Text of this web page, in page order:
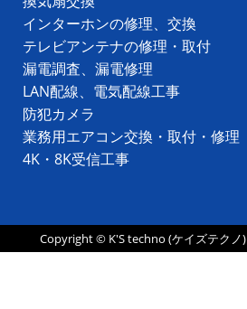
インターホンの修理、交換
テレビアンテナの修理・取付
漏電調査、漏電修理
LAN配線、電気配線工事
防犯カメラ
業務用エアコン交換・取付・修理
4K・8K受信工事
Copyright © K'S techno (ケイズテクノ)